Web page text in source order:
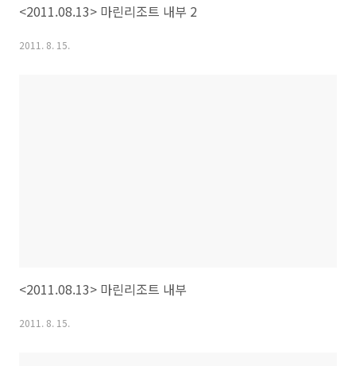
<2011.08.13> 마린리조트 내부 2
2011. 8. 15.
<2011.08.13> 마린리조트 내부
2011. 8. 15.